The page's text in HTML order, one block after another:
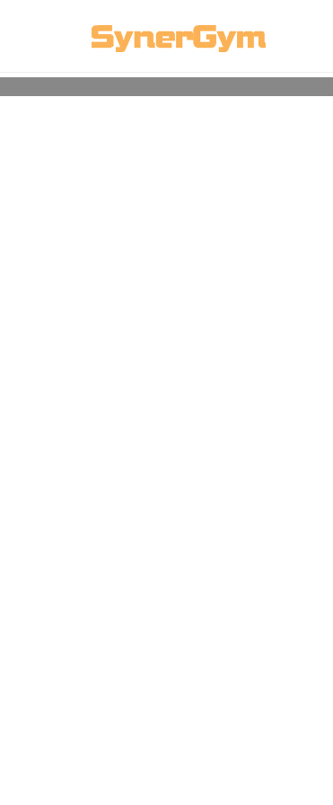
カテゴリ選択